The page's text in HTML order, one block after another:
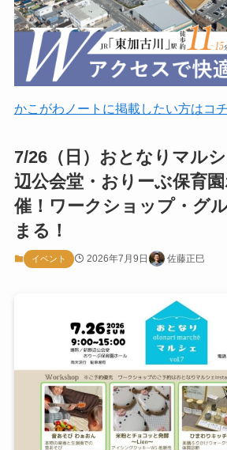
かこがわノートに掲載したい方はコチ
7/26（日）おとなりマル
辺公会堂・おりーぶ保育
催！ワークショップ・グ
まる！
イベント 2026年7月9日 佐藤正巳